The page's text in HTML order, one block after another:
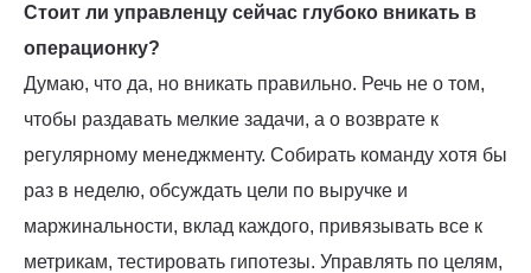
Стоит ли управленцу сейчас глубоко вникать в
операционку?
Думаю, что да, но вникать правильно. Речь не о том,
чтобы раздавать мелкие задачи, а о возврате к
регулярному менеджменту. Собирать команду хотя бы
раз в неделю, обсуждать цели по выручке и
маржинальности, вклад каждого, привязывать все к
метрикам, тестировать гипотезы. Управлять по целям,